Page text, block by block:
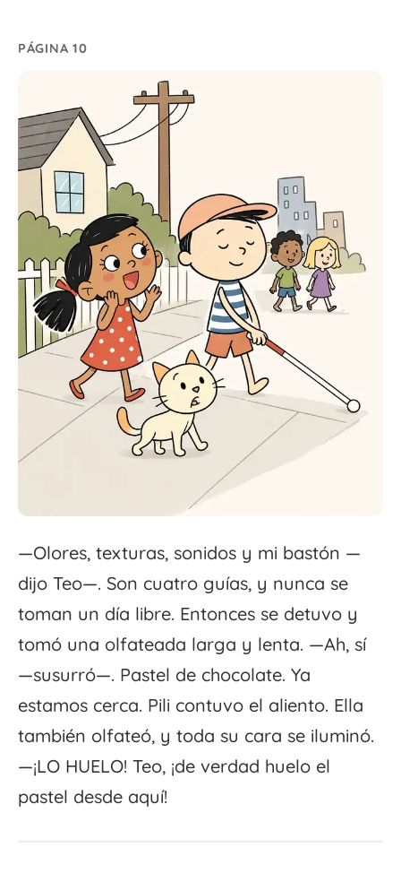
PÁGINA 10
—Olores, texturas, sonidos y mi bastón —
dijo Teo—. Son cuatro guías, y nunca se
toman un día libre. Entonces se detuvo y
tomó una olfateada larga y lenta. —Ah, sí
—susurró—. Pastel de chocolate. Ya
estamos cerca. Pili contuvo el aliento. Ella
también olfateó, y toda su cara se iluminó.
—¡LO HUELO! Teo, ¡de verdad huelo el
pastel desde aquí!